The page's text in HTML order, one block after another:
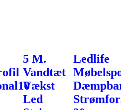
5 M.
Vandtæt
Vækst
Led
Ledlife